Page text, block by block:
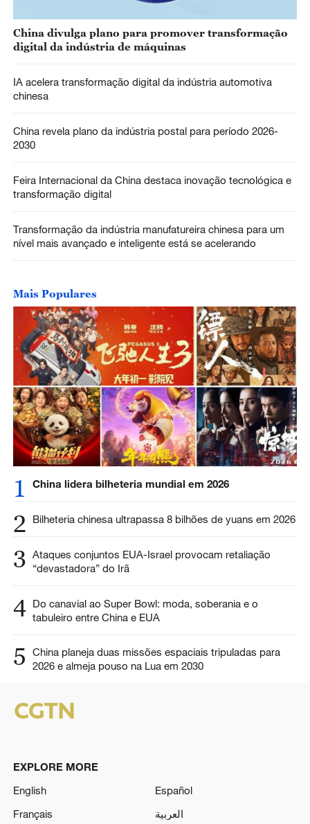
China divulga plano para promover transformação
digital da indústria de máquinas
IA acelera transformação digital da indústria automotiva
chinesa
China revela plano da indústria postal para período 2026-
2030
Feira Internacional da China destaca inovação tecnológica e
transformação digital
Transformação da indústria manufatureira chinesa para um
nível mais avançado e inteligente está se acelerando
Mais Populares
1 China lidera bilheteria mundial em 2026
2 Bilheteria chinesa ultrapassa 8 bilhões de yuans em 2026
3 Ataques conjuntos EUA-Israel provocam retaliação
“devastadora” do Irã
4 Do canavial ao Super Bowl: moda, soberania e o
tabuleiro entre China e EUA
5
China planeja duas missões espaciais tripuladas para
2026 e almeja pouso na Lua em 2030
EXPLORE MORE
English
Español
Français
العربية